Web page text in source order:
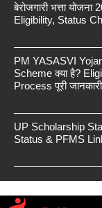
बेरोजगारी भत्ता
Eligibility, Status
PM YASASVI
Scheme क्या है?
Process पूरी जानकारी
UP Scholarship
Status & PFMS